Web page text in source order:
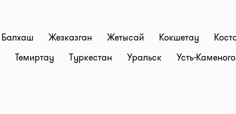
Балхаш Жезказган Жетысай Кокшетау
Темиртау Туркестан Уральск Усть-